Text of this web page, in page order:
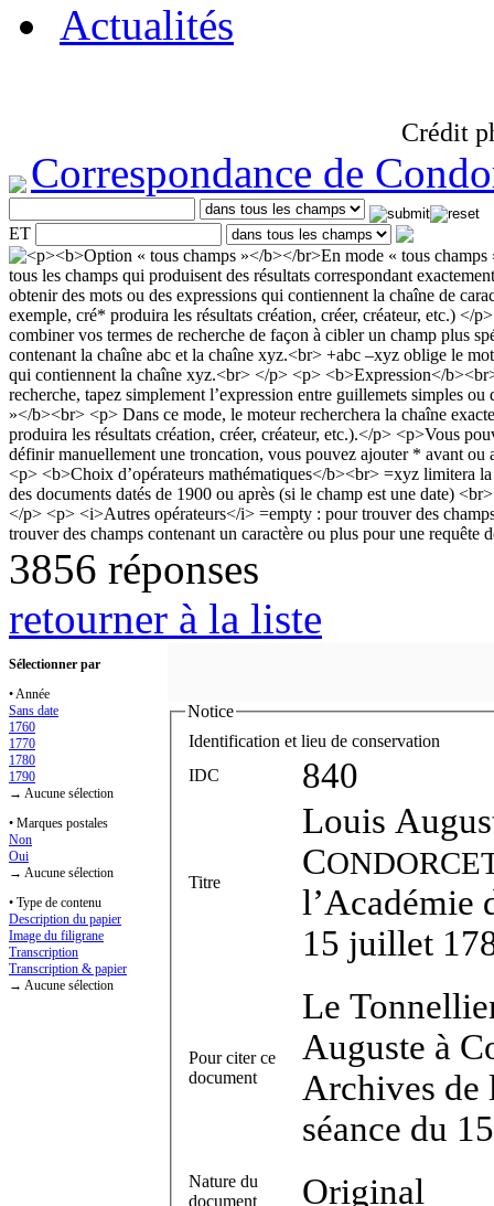
Actualités
Crédit
Correspondance de
ET
3856 réponses
retourner à la liste
Sélectionner par
• Année
Sans date
1760
1770
1780
1790
→ Aucune sélection
• Marques postales
Non
Oui
→ Aucune sélection
• Type de contenu
Description du papier
Image du filigrane
Transcription
Transcription & papier
→ Aucune sélection
Notice
Identification et lieu de conservation
IDC
840
Titre
Louis
C
l’Académie
15 juillet
Pour citer ce
document
Le
Auguste à
Archives de
séance du
Nature du
document
Original